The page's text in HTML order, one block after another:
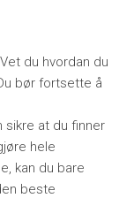
du hvordan du
bør fortsette å
sikre at du finner
hele
kan du bare
beste